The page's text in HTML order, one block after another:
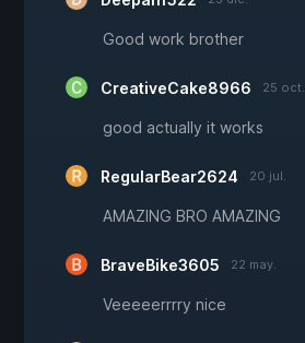
Good work brother
CreativeCake8966 25 oct.
good actually it works
RegularBear2624 20 jul.
AMAZING BRO AMAZING
BraveBike3605 22 may.
Veeeeerrrry nice